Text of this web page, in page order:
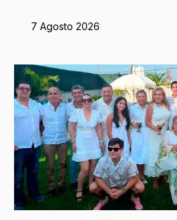
7 Agosto 2026